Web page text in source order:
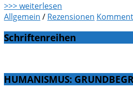
>>> weiterlesen
Allgemein / Rezensionen
Schriftenreihen
HUMANISMUS: